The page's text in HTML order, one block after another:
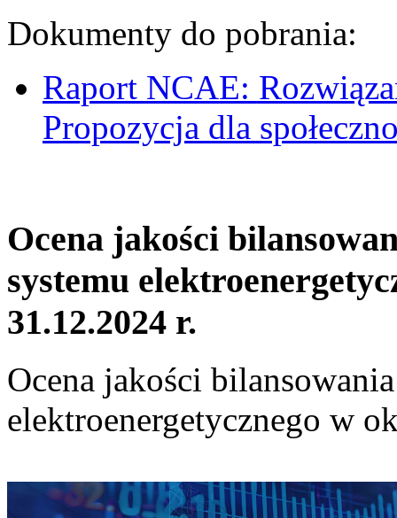
Dokumenty do pobrania:
Raport NCAE:
Propozycja dla
Ocena jakości
systemu
31.12.2024 r.
Ocena jakości
elektroenergetycznego w